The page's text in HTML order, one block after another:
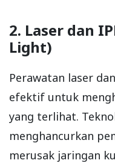
2. Laser dan
Light)
Perawatan laser
efektif untuk
yang terlihat.
menghancurkan
merusak jaringan